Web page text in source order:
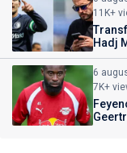
11K+
Hadj
6
7K+